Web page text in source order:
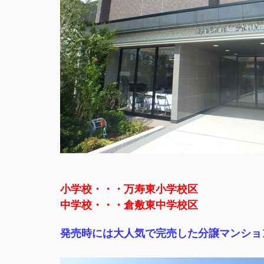
小学校・・・万寿東小学校区
中学校・・・倉敷東中学校区
発売時には大人気で完売した分譲マンシ